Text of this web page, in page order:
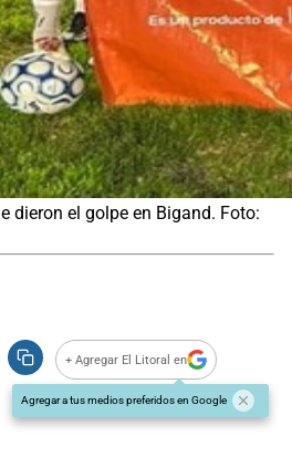
dieron el golpe en Bigand. Foto:
+ Agregar El Litoral en
Agregar a tus medios preferidos en Google